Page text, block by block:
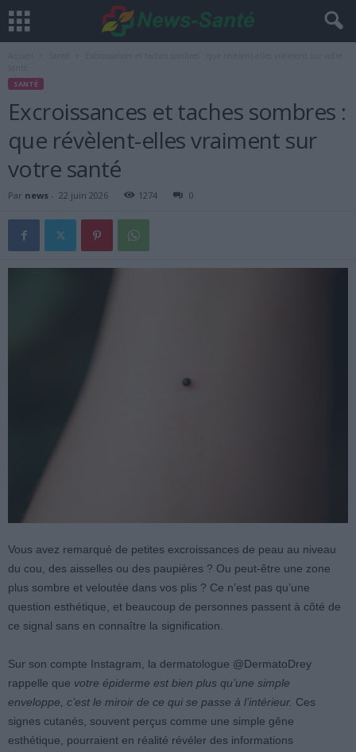
SANTÉ
Excroissances et taches sombres :
que révèlent-elles vraiment sur
votre santé
Par news - 22 juin 2026 1274 0
Vous avez remarqué de petites excroissances de peau au niveau
du cou, des aisselles ou des paupières ? Ou peut-être une zone
plus sombre et veloutée dans vos plis ? Ce n’est pas qu’une
question esthétique, et beaucoup de personnes passent à côté de
ce signal sans en connaître la signification.
Sur son compte Instagram, la dermatologue @DermatoDrey
rappelle que votre épiderme est bien plus qu’une simple
enveloppe, c’est le miroir de ce qui se passe à l’intérieur. Ces
signes cutanés, souvent perçus comme une simple gêne
esthétique, pourraient en réalité révéler des informations